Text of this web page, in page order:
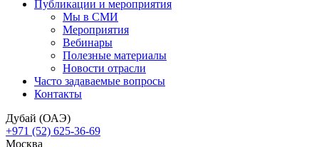
Публикации и мероприятия
Мы в СМИ
Мероприятия
Вебинары
Полезные материалы
Новости отрасли
Часто задаваемые вопросы
Контакты
Дубай (ОАЭ)
+971 (52) 625-36-69
Москва